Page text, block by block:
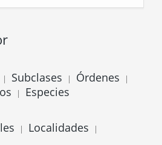
| Subclases | Órdenes |
| Especies
| Localidades |